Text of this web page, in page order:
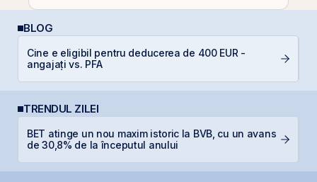
BLOG
Cine e eligibil pentru deducerea de 400 EUR -
angajați vs. PFA
TRENDUL ZILEI
BET atinge un nou maxim istoric la BVB, cu un avans
de 30,8% de la începutul anului